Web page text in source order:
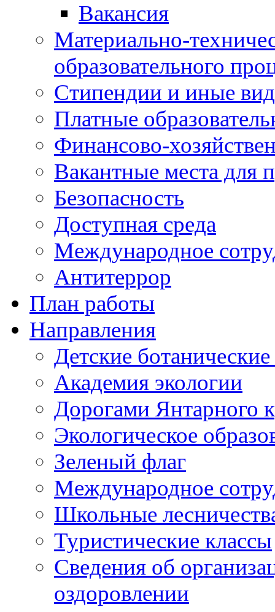
Вакансия
Материально-
образовательного
Стипендии и иные
Платные
Финансово-
Вакантные места для
Безопасность
Доступная среда
Международное
Антитеррор
План работы
Направления
Детские
Академия экологии
Дорогами Янтарного
Экологическое
Зеленый флаг
Международное
Школьные
Туристические классы
Сведения об
оздоровлении